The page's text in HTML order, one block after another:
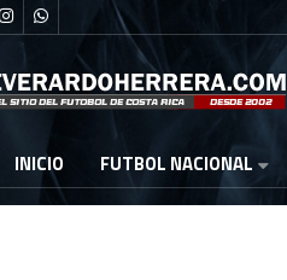
INICIO FUTBOL NACIONAL